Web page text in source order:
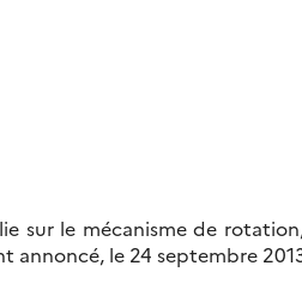
sur le mécanisme de
annoncé, le 24 septembre